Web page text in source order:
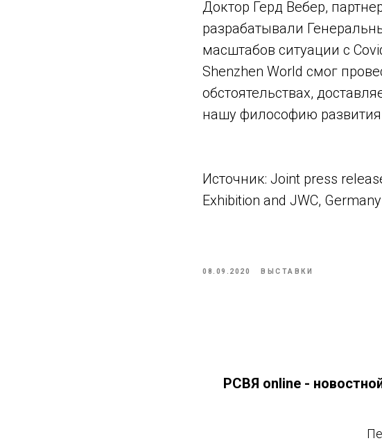
Доктор Герд Вебер,
разрабатывали
масштабов ситуации с
Shenzhen World смог
обстоятельствах,
нашу философию
Источник: Joint press
Exhibition and JWC, Germany
08.09.2020 ВЫСТАВКИ
РСВЯ online -